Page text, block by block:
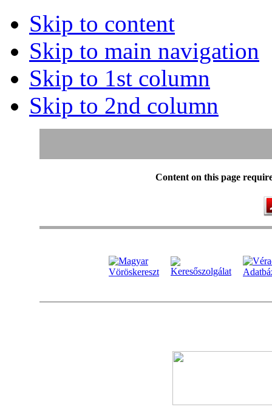
Skip to content
Skip to main navigation
Skip to 1st column
Skip to 2nd column
Content on this page